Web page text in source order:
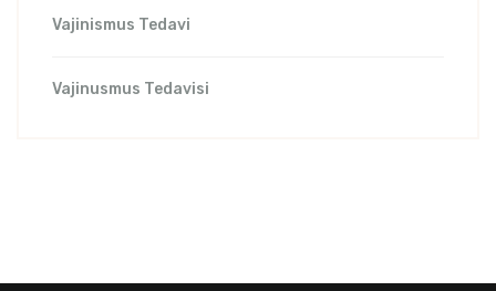
Vajinismus Tedavi
Vajinusmus Tedavisi